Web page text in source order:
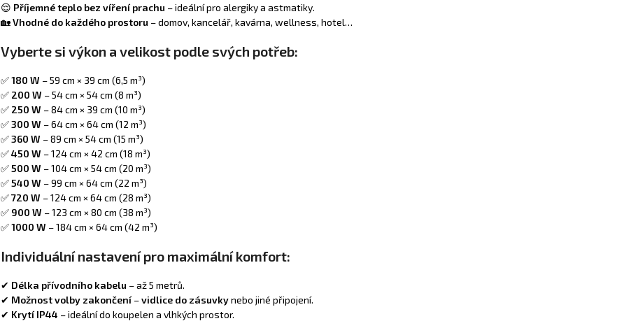
😌 Příjemné teplo bez víření prachu – ideální pro alergiky a astmatiky.
🏡Vhodné do každého prostoru – domov, kancelář, kavárna, wellness, hotel…
Vyberte si výkon a velikost podle svých potřeb:
✅180 W – 59 cm × 39 cm (6,5 m³)
✅ 200 W – 54 cm × 54 cm (8 m³)
✅ 250 W – 84 cm × 39 cm (10 m³)
✅300 W – 64 cm × 64 cm (12 m³)
✅360 W – 89 cm × 54 cm (15 m³)
✅450 W – 124 cm × 42 cm (18 m³)
✅500 W – 104 cm × 54 cm (20 m³)
✅540 W – 99 cm × 64 cm (22 m³)
✅720 W – 124 cm × 64 cm (28 m³)
✅ 900 W – 123 cm × 80 cm (38 m³)
✅1000 W – 184 cm × 64 cm (42 m³)
Individuální nastavení pro maximální komfort:
✔ Délka přívodního kabelu – až 5 metrů.
✔ Možnost volby zakončení –vidlice do zásuvkynebo jiné připojení.
✔ Krytí IP44 – ideální do koupelen a vlhkých prostor.